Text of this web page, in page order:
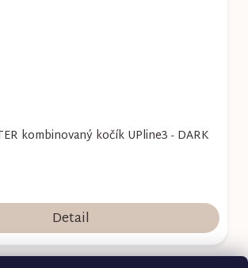
kombinovaný kočík UPline3 - DARK
Detail